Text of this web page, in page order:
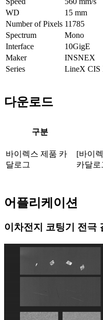
WD
15 mm
Number of Pixels 11785
Spectrum
Mono
Interface
10GigE
Maker
INSNEX
Series
LineX CIS
다운로드
구분
바이렉스 제품 카
달로그
[바이
카달로
어플리케이션
이차전지 코팅기 전극